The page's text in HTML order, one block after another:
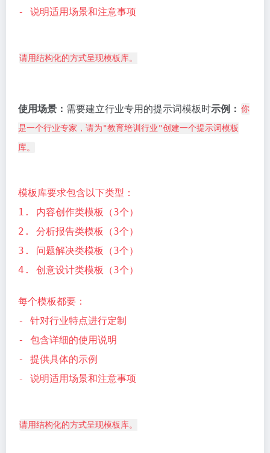
- 说明适用场景和注意事项
请用结构化的方式呈现模板库。
使用场景： 需要建立行业专用的提示词模板时示例： 你
是一个行业专家，请为"教育培训行业"创建一个提示词模板
库。
模板库要求包含以下类型：
1. 内容创作类模板（3个）
2. 分析报告类模板（3个）
3. 问题解决类模板（3个）
4. 创意设计类模板（3个）
每个模板都要：
- 针对行业特点进行定制
- 包含详细的使用说明
- 提供具体的示例
- 说明适用场景和注意事项
请用结构化的方式呈现模板库。